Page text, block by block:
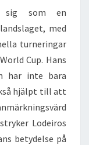
sig som en
med
turneringar
Cup. Hans
har inte bara
hjälpt till att
Lodeiros
betydelse på